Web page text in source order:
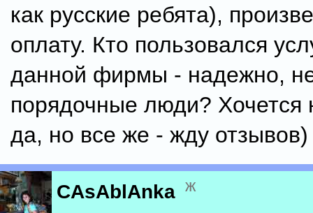
как русские ребята),
оплату. Кто пользовался
данной фирмы - надежно, не
порядочные люди? Хочется
да, но все же - жду отзывов)
CAsAblAnka ж